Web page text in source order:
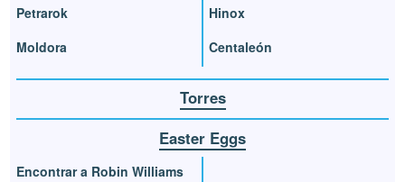
Petrarok
Moldora
Hinox
Centaleón
Torres
Easter Eggs
Encontrar a Robin Williams